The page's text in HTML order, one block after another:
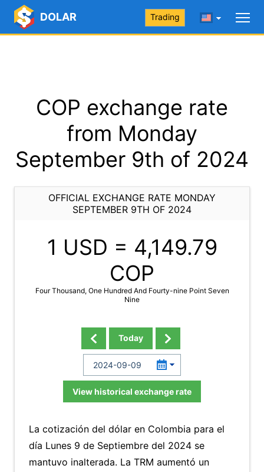
DOLAR Trading
COP exchange rate
from Monday
September 9th of 2024
OFFICIAL EXCHANGE RATE MONDAY
SEPTEMBER 9TH OF 2024
1 USD = 4,149.79
COP
Four Thousand, One Hundred And Fourty-nine Point Seven
Nine
Today
View historical exchange rate
La cotización del dólar en Colombia para el
día Lunes 9 de Septiembre del 2024 se
mantuvo inalterada. La TRM aumentó un